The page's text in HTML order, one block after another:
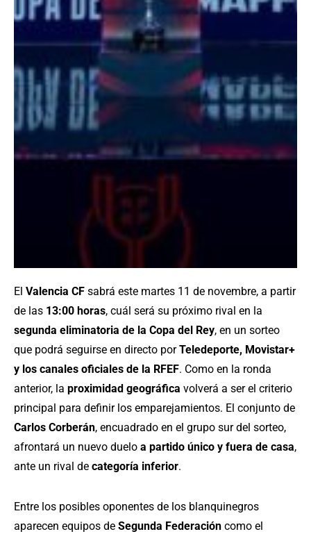
El Valencia CF sabrá este martes 11 de novembre, a partir
de las 13:00 horas, cuál será su próximo rival en la
segunda eliminatoria de la Copa del Rey, en un sorteo
que podrá seguirse en directo porTeledeporte, Movistar+
y los canales oficiales de la RFEF. Como en la ronda
anterior, la proximidad geográfica volverá a ser el criterio
principal para definir los emparejamientos. El conjunto de
Carlos Corberán, encuadrado en el grupo sur del sorteo,
afrontará un nuevo duelo a partido único y fuera de casa,
ante un rival de categoría inferior.
Entre los posibles oponentes de los blanquinegros
aparecen equipos de Segunda Federación como el